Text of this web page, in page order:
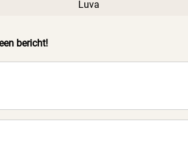
Luva
bericht!